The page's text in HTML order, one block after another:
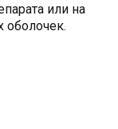
или на
оболочек.